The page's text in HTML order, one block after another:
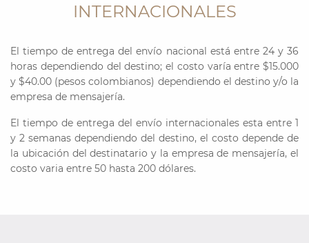
INTERNACIONALES
El tiempo de entrega del envío nacional está entre 24 y 36
horas dependiendo del destino; el costo varía entre $15.000
y $40.00 (pesos colombianos) dependiendo el destino y/o la
empresa de mensajería.
El tiempo de entrega del envío internacionales esta entre 1
y 2 semanas dependiendo del destino, el costo depende de
la ubicación del destinatario y la empresa de mensajería, el
costo varia entre 50 hasta 200 dólares.